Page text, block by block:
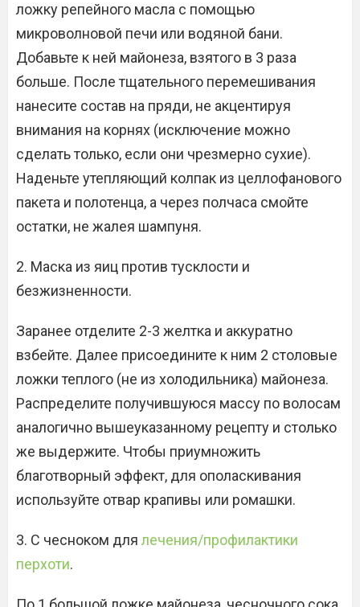
ложку репейного масла с помощью
микроволновой печи или водяной бани.
Добавьте к ней майонеза, взятого в 3 раза
больше. После тщательного перемешивания
нанесите состав на пряди, не акцентируя
внимания на корнях (исключение можно
сделать только, если они чрезмерно сухие).
Наденьте утепляющий колпак из целлофанового
пакета и полотенца, а через полчаса смойте
остатки, не жалея шампуня.
2. Маска из яиц против тусклости и
безжизненности.
Заранее отделите 2-3 желтка и аккуратно
взбейте. Далее присоедините к ним 2 столовые
ложки теплого (не из холодильника) майонеза.
Распределите получившуюся массу по волосам
аналогично вышеуказанному рецепту и столько
же выдержите. Чтобы приумножить
благотворный эффект, для ополаскивания
используйте отвар крапивы или ромашки.
3. С чесноком для лечения/профилактики
перхоти.